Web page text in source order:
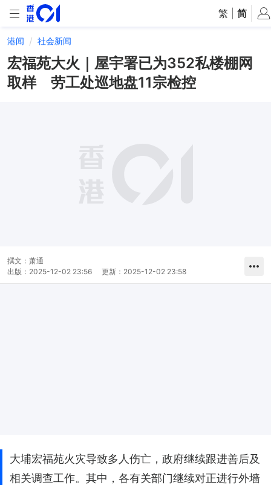
繁 简
港闻 社会新闻
宏福苑大火｜屋宇署已为352私楼棚网
取样 劳工处巡地盘11宗检控
撰文： 萧通
出版： 2025-12-02 23:56 更新： 2025-12-02 23:58
大埔宏福苑火灾导致多人伤亡，政府继续跟进善后及
相关调查工作。其中，各有关部门继续对正进行外墙